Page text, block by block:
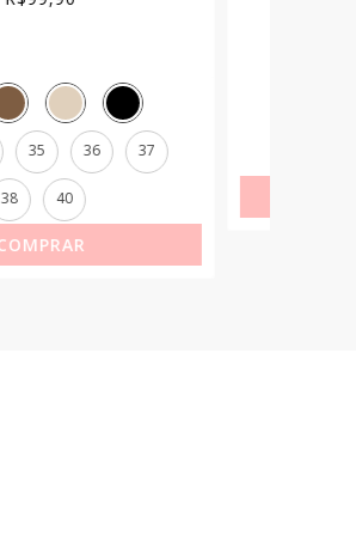
34 35 36 38
COMPRAR